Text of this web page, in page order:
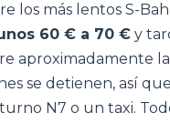
los más lentos S-
60 € a 70 € y
aproximadamente
se detienen, así
N7 o un taxi.